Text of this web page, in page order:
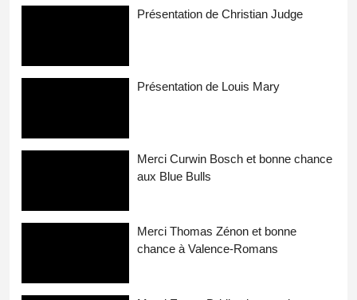
Présentation de Christian Judge
Présentation de Louis Mary
Merci Curwin Bosch et bonne chance
aux Blue Bulls
Merci Thomas Zénon et bonne
chance à Valence-Romans